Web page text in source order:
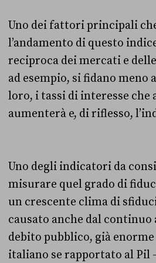
Uno dei fattori principali
l’andamento di questo
reciproca dei mercati e
ad esempio, si fidano meno
loro, i tassi di interesse che
aumenterà e, di riflesso,
Uno degli indicatori da
misurare quel grado di
un crescente clima di
causato anche dal
debito pubblico, già
italiano se rapportato al Pil